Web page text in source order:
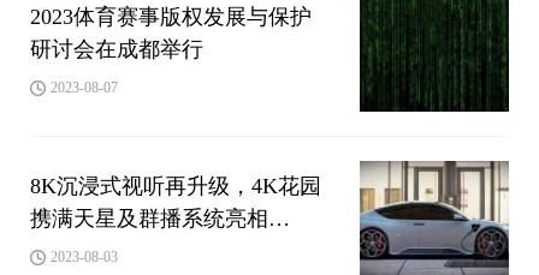
2023体育赛事版权发展与保护
研讨会在成都举行
2023-08-07
8K沉浸式视听再升级，4K花园
携满天星及群播系统亮相
CIAC2023
2023-08-03